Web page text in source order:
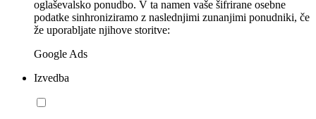
oglaševalsko ponudbo. V ta namen vaše šifrirane osebne
podatke sinhroniziramo z naslednjimi zunanjimi ponudniki, če
že uporabljate njihove storitve:
Google Ads
Izvedba